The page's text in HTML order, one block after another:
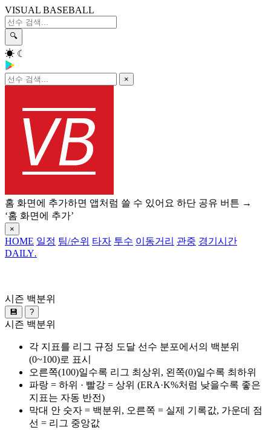
VISUAL BASEBALL
🔍
☀ ☾
×
홈 화면에 추가하면 앱처럼 쓸 수 있어요 하단 공유 버튼 →
‘홈 화면에 추가’
×
HOME 일정 팀/순위 타자 투수 이동거리 관중 경기시간
DAILY.
시즌 백분위
💾 ?
시즌 백분위
각 지표를 리그 규정 도달 선수 분포에서의 백분위
(0~100)로 표시
오른쪽(100)일수록 리그 최상위, 왼쪽(0)일수록 최하위
파랑 = 하위 · 빨강 = 상위 (ERA·K%처럼 낮을수록 좋은
지표는 자동 반전)
막대 안 숫자 = 백분위, 오른쪽 = 실제 기록값, 가운데 점
선 = 리그 중앙값